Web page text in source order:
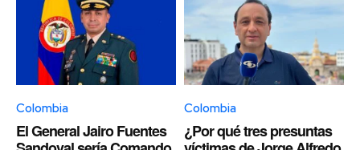
Colombia
El General Jairo Fuentes
Colombia
¿Por qué tres presuntas